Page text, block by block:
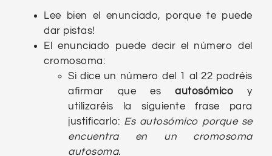
Lee bien el enunciado, porque te puede
dar pistas!
El enunciado puede decir el número del
cromosoma:
Si dice un número del 1 al 22 podréis
afirmar que esautosómico y
utilizaréis la siguiente frase para
justificarlo: Es autosómico porque se
encuentra en un cromosoma
autosoma.